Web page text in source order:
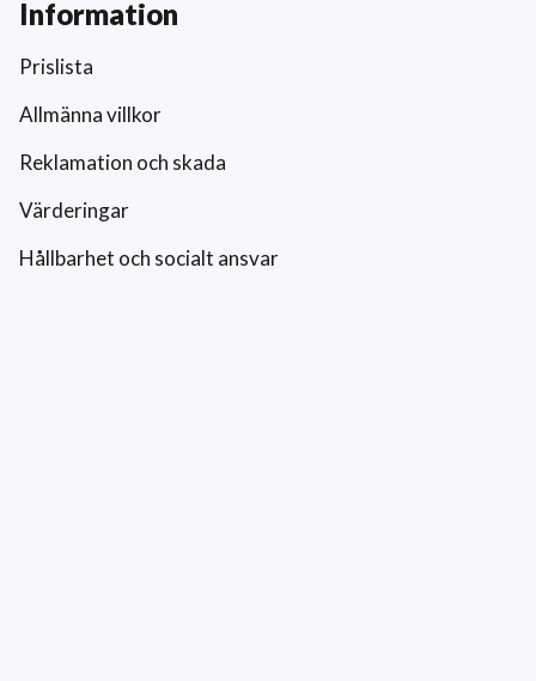
Information
Prislista
Allmänna villkor
Reklamation och skada
Värderingar
Hållbarhet och socialt ansvar